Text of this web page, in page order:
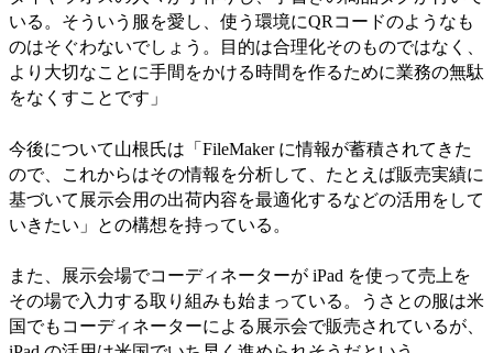
いる。そういう服を愛し、使う環境にQRコードのようなも
のはそぐわないでしょう。目的は合理化そのものではなく、
より大切なことに手間をかける時間を作るために業務の無駄
をなくすことです」
今後について山根氏は「FileMaker に情報が蓄積されてきた
ので、これからはその情報を分析して、たとえば販売実績に
基づいて展示会用の出荷内容を最適化するなどの活用をして
いきたい」との構想を持っている。
また、展示会場でコーディネーターが iPad を使って売上を
その場で入力する取り組みも始まっている。うさとの服は米
国でもコーディネーターによる展示会で販売されているが、